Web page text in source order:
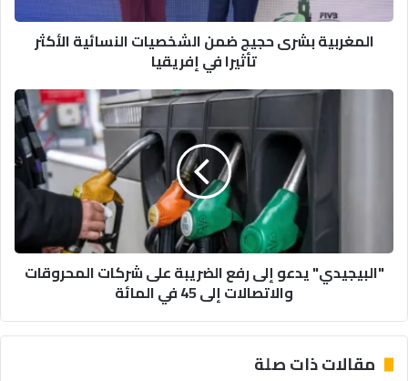
في
إفريقياالمغربية بشرى حجيج ضمن الشخصيات النسائية الأكثر
تأثيرا في إفريقيا
"البيجيدي"
والاتصالات
إلى"البيجيدي" يدعو إلى رفع الضريبة على شركات المحروقات
والاتصالات إلى 45 في المائة
مقالات ذات صلة